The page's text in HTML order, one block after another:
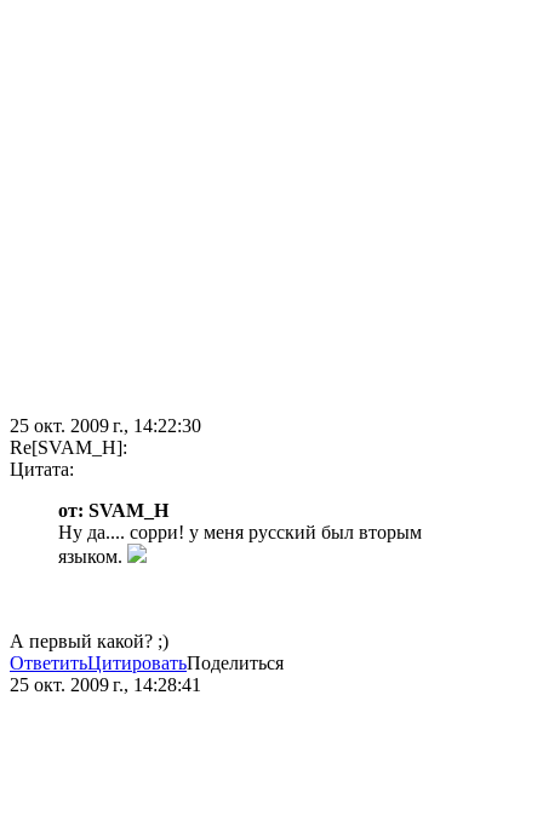
25 окт. 2009 г., 14:22:30
Re[SVAM_H]:
Цитата:
от: SVAM_H
Ну да.... сорри! у меня русский был вторым
языком.
А первый какой? ;)
ОтветитьЦитироватьПоделиться
25 окт. 2009 г., 14:28:41